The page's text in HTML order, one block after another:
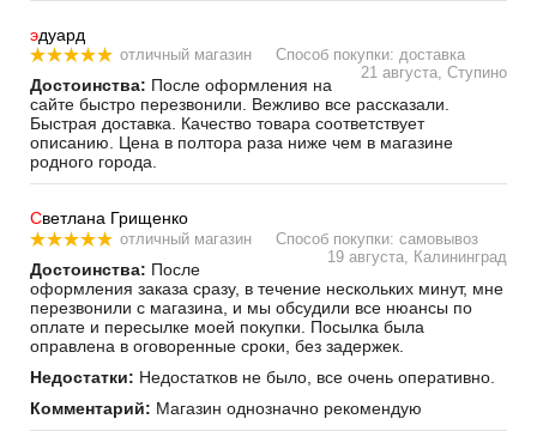
эдуард
отличный магазин
Способ покупки: доставка
21 августа, Ступино
Достоинства: После оформления на
сайте быстро перезвонили. Вежливо все рассказали.
Быстрая доставка. Качество товара соответствует
описанию. Цена в полтора раза ниже чем в магазине
родного города.
Светлана Грищенко
отличный магазин
Способ покупки: самовывоз
19 августа, Калининград
Достоинства: После
оформления заказа сразу, в течение нескольких минут, мне
перезвонили с магазина, и мы обсудили все нюансы по
оплате и пересылке моей покупки. Посылка была
оправлена в оговоренные сроки, без задержек.
Недостатки: Недостатков не было, все очень оперативно.
Комментарий: Магазин однозначно рекомендую